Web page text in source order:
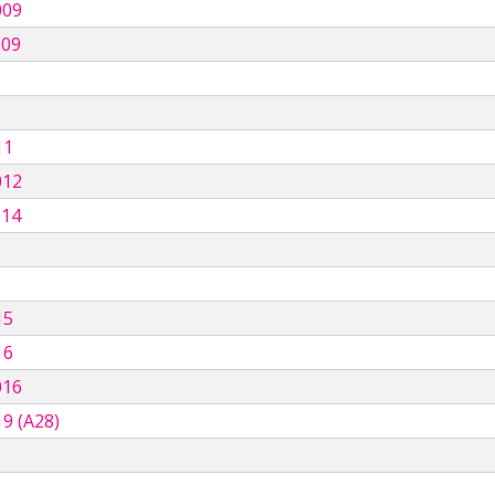
(A28)